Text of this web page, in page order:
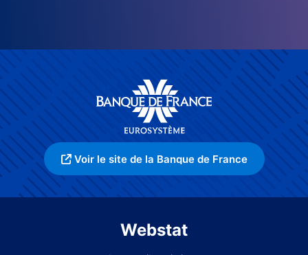
Voir le site de la Banque de France
Webstat